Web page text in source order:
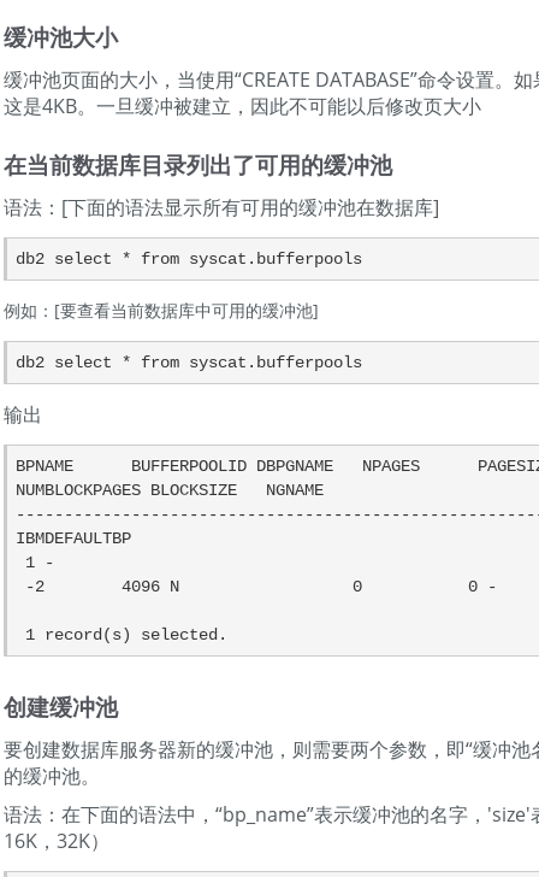
缓冲池大小
缓冲池页面的大小，当使用“CREATE DATABASE”命令设置。
这是4KB。一旦缓冲被建立，因此不可能以后修改页大小
在当前数据库目录列出了可用的缓冲池
语法：[下面的语法显示所有可用的缓冲池在数据库]
例如：[要查看当前数据库中可用的缓冲池]
输出
BPNAME      BUFFERPOOLID DBPGNAME   NPAGES
NUMBLOCKPAGES BLOCKSIZE   NGNAME
IBMDEFAULTBP
创建缓冲池
要创建数据库服务器新的缓冲池，则需要两个参数，即“缓冲
的缓冲池。
语法：在下面的语法中，“bp_name”表示缓冲池的名字，
16K，32K）